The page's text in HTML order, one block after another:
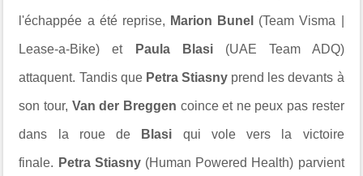
l'échappée a été reprise, Marion Bunel (Team Visma |
Lease-a-Bike) et Paula Blasi(UAE Team ADQ)
attaquent. Tandis que Petra Stiasny prend les devants à
son tour, Van der Breggen coince et ne peux pas rester
dans la roue de Blasi qui vole vers la victoire
finale. Petra Stiasny(Human Powered Health) parvient